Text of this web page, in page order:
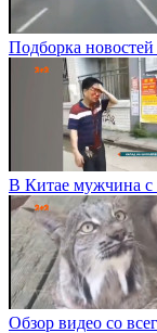
Подборка
В Китае мужчина с
Обзор видео со